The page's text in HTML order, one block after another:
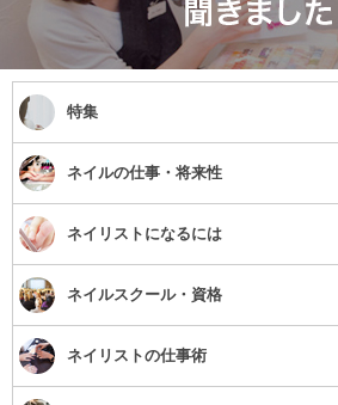
特集
ネイルの仕事・将来性
ネイリストになるには
ネイルスクール・資格
ネイリストの仕事術